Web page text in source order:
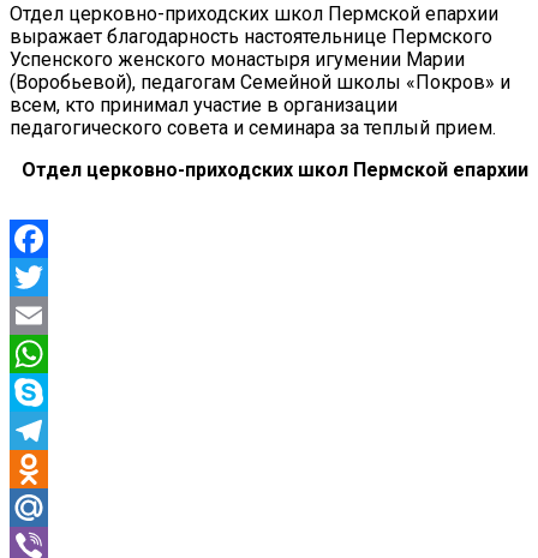
Отдел церковно-приходских школ Пермской епархии
выражает благодарность настоятельнице Пермского
Успенского женского монастыря игумении Марии
(Воробьевой), педагогам Семейной школы «Покров» и
всем, кто принимал участие в организации
педагогического совета и семинара за теплый прием.
Отдел церковно-приходских школ Пермской епархии
Facebook
Twitter
Email
WhatsApp
Skype
Telegram
Odnoklassniki
Mail.Ru